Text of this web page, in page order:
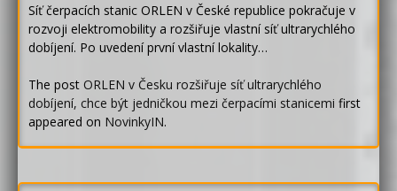
Síť čerpacích stanic ORLEN v České republice pokračuje v
rozvoji elektromobility a rozšiřuje vlastní síť ultrarychlého
dobíjení. Po uvedení první vlastní lokality…
The post ORLEN v Česku rozšiřuje síť ultrarychlého
dobíjení, chce být jedničkou mezi čerpacími stanicemi first
appeared on NovinkyIN.